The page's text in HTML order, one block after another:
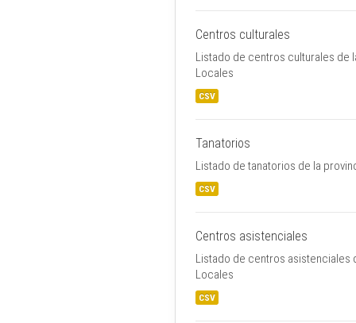
Centros culturales
Listado de centros culturales de
Locales
CSV
Tanatorios
Listado de tanatorios de la
CSV
Centros asistenciales
Listado de centros asistenciales
Locales
CSV